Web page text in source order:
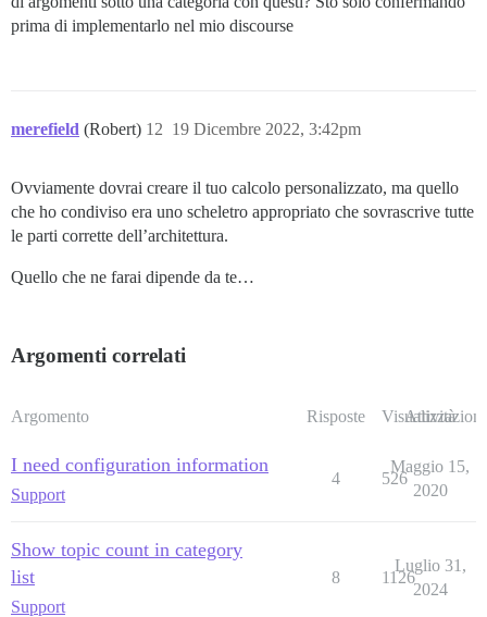
prima di implementarlo nel mio discourse
merefield (Robert) 19 Dicembre 2022, 3:42pm
12
Ovviamente dovrai creare il tuo calcolo personalizzato, ma quello
che ho condiviso era uno scheletro appropriato che sovrascrive tutte
le parti corrette dell’architettura.
Quello che ne farai dipende da te…
Argomenti correlati
Argomento Risposte Visualizzazioni
Attività
I need configuration information
Support
4 526
Maggio 15,
2020
Show topic count in category
list
Support
8 1126
Luglio 31,
2024